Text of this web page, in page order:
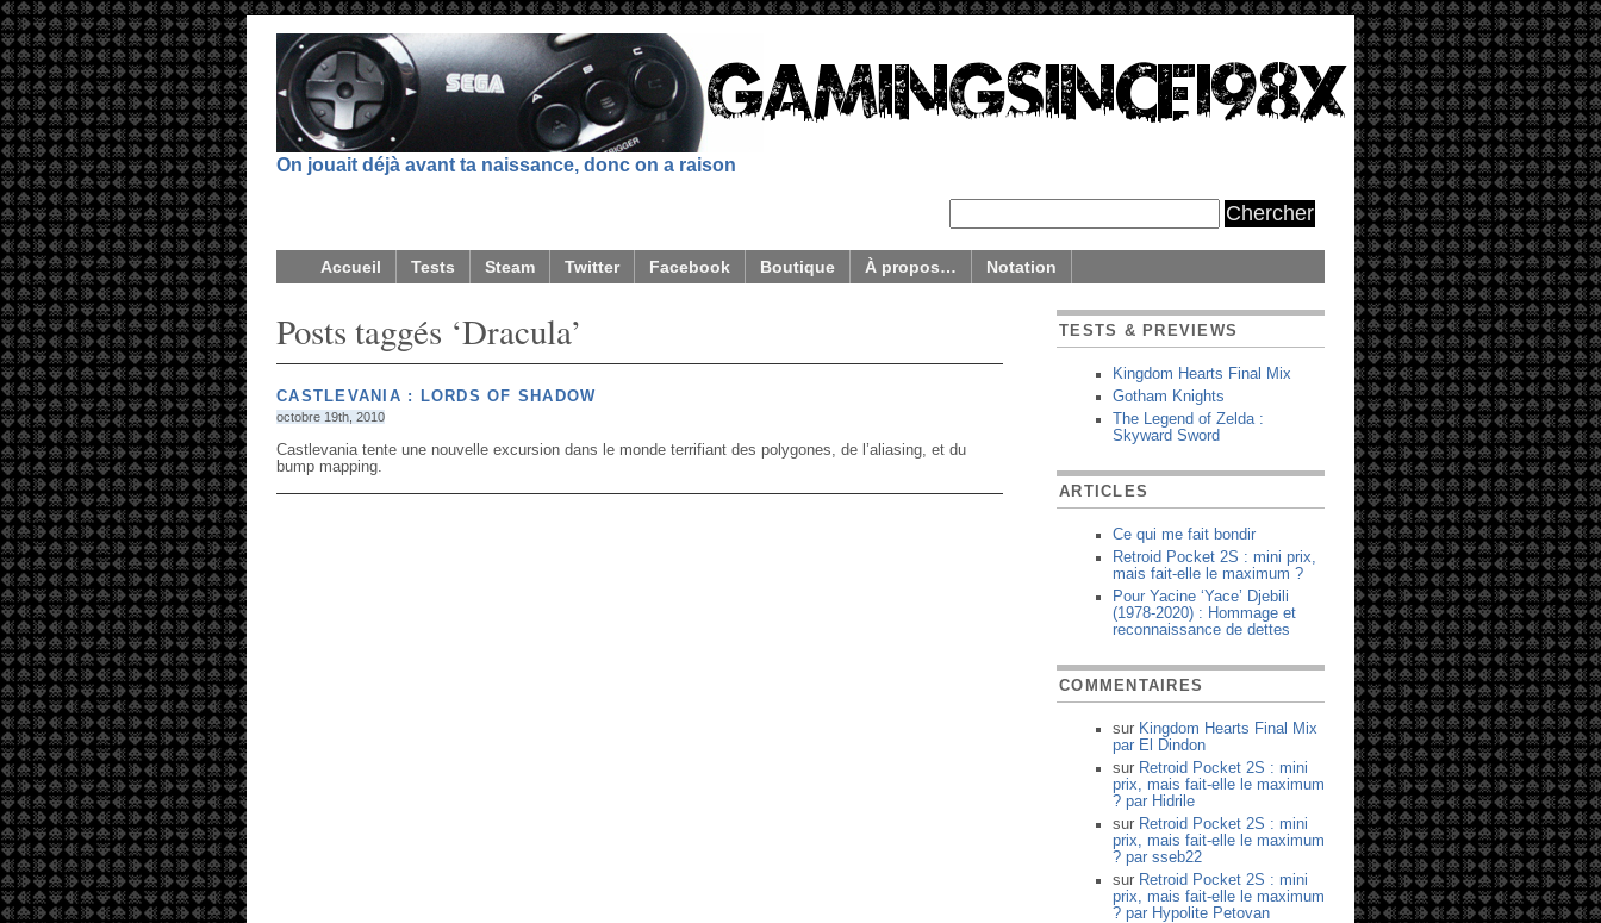
On jouait déjà avant ta naissance, donc on a raison
Accueil Tests Steam Twitter Facebook Boutique À propos… Notation
Posts taggés ‘Dracula’
CASTLEVANIA : LORDS OF SHADOW
octobre 19th, 2010
Castlevania tente une nouvelle excursion dans le monde terrifiant des polygones, de l’aliasing, et du
bump mapping.
TESTS & PREVIEWS
Kingdom Hearts Final Mix
Gotham Knights
The Legend of Zelda :
Skyward Sword
ARTICLES
Ce qui me fait bondir
Retroid Pocket 2S : mini prix,
mais fait-elle le maximum ?
Pour Yacine ‘Yace’ Djebili
(1978-2020) : Hommage et
reconnaissance de dettes
COMMENTAIRES
sur Kingdom Hearts Final Mix
par El Dindon
sur Retroid Pocket 2S : mini
prix, mais fait-elle le maximum
? par Hidrile
sur Retroid Pocket 2S : mini
prix, mais fait-elle le maximum
? par sseb22
sur Retroid Pocket 2S : mini
prix, mais fait-elle le maximum
? par Hypolite Petovan